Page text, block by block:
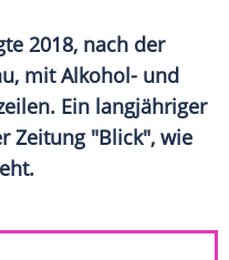
2018, nach der
mit Alkohol- und
Ein langjähriger
Zeitung "Blick", wie